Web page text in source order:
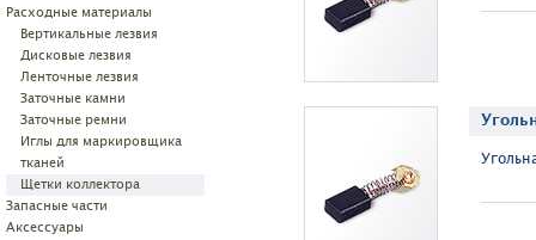
Расходные материалы
Вертикальные лезвия
Дисковые лезвия
Ленточные лезвия
Заточные камни
Заточные ремни
Иглы для маркировщика
тканей
Щетки коллектора
Запасные части
Аксессуары